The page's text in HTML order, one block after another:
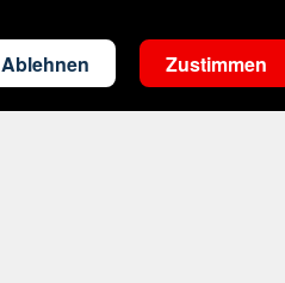
Ablehnen Zustimmen